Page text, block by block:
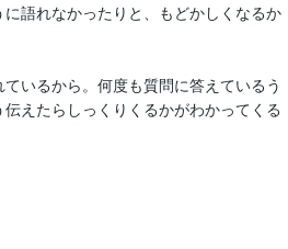
語れなかったりと、もどかしくなるか
いるから。何度も質問に答えているう
えたらしっくりくるかがわかってくる